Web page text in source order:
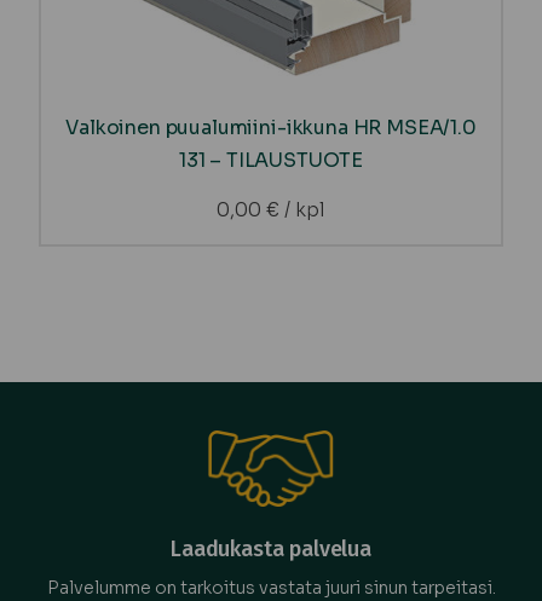
Valkoinen puualumiini-ikkuna HR MSEA/1.0
131 – TILAUSTUOTE
0,00 € / kpl
Laadukasta palvelua
Palvelumme on tarkoitus vastata juuri sinun tarpeitasi.